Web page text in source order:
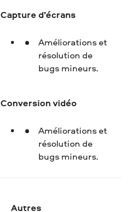
Capture d’écrans
Améliorations et
résolution de
bugs mineurs.
Conversion vidéo
Améliorations et
résolution de
bugs mineurs.
Autres